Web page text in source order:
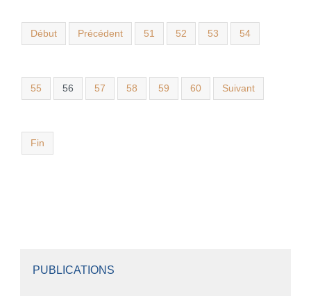
Début Précédent 51 52 53 54
55 56 57 58 59 60 Suivant
Fin
PUBLICATIONS